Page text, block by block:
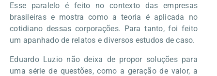
Esse paralelo é feito no contexto das empresas
brasileiras e mostra como a teoria é aplicada no
cotidiano dessas corporações. Para tanto, foi feito
um apanhado de relatos e diversos estudos de caso.
Eduardo Luzio não deixa de propor soluções para
uma série de questões, como a geração de valor, a